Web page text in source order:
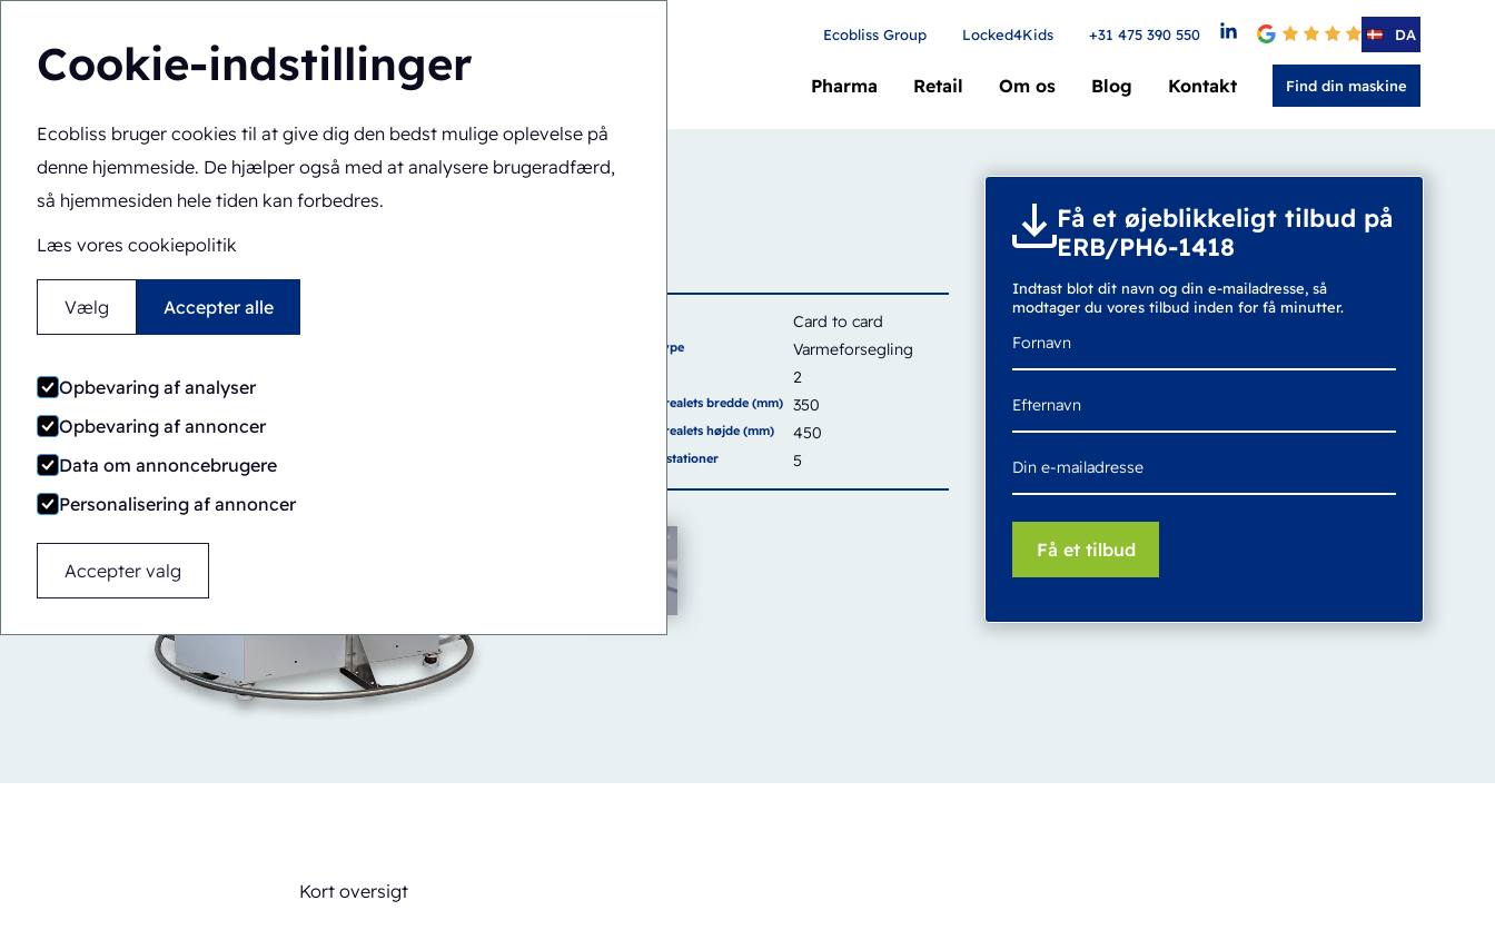
Cookie-indstillinger
Ecobliss bruger cookies til at give dig den bedst mulige oplevelse på
denne hjemmeside. De hjælper også med at analysere brugeradfærd,
så hjemmesiden hele tiden kan forbedres.
Læs vores cookiepolitik
Vælg Accepter alle
Opbevaring af analyser
Opbevaring af annoncer
Data om annoncebrugere
Personalisering af annoncer
Accepter valg
Pharma Retail Om os Blog Kontakt Find din maskine
Ecobliss Group Locked4Kids +31 475 390 550 4.6DA
Du befinder dig her: Hjem > Emballeringsmaskiner > ERB/PH6-1418
HalvautomatiskRoterende
ERB/PH6-1418
Card to card
Forseglingstype Varmeforsegling
2
Forseglingsarealets bredde (mm) 350
Forseglingsarealets højde (mm) 450
Antal arbejdsstationer 5
Få et øjeblikkeligt tilbud på
ERB/PH6-1418
Indtast blot dit navn og din e-mailadresse, så
modtager du vores tilbud inden for få minutter.
Kort oversigt